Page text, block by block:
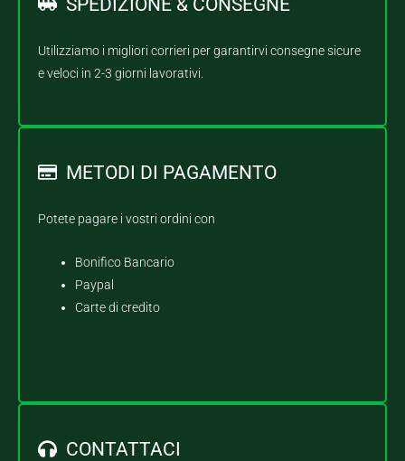
Utilizziamo i migliori corrieri per garantirvi consegne sicure
e veloci in 2-3 giorni lavorativi.
METODI DI PAGAMENTO
Potete pagare i vostri ordini con
Bonifico Bancario
Paypal
Carte di credito
CONTATTACI